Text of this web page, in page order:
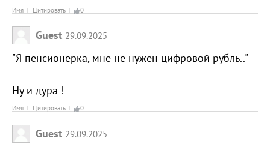
Имя Цитировать 0
Guest 29.09.2025
"Я пенсионерка, мне не нужен цифровой рубль.."
Ну и дура !
Имя Цитировать 0
Guest 29.09.2025